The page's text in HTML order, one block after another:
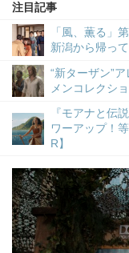
注目記事
「風、薫る」
新潟から帰っ
“新ターザン”
メンコレクシ
『モアナと伝
ワーアップ！
R】